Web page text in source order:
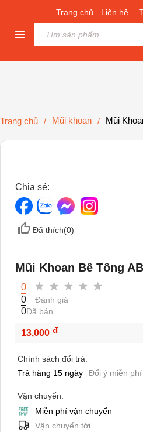
Trang chủ Liên hệ
Trang chủ / Mũi khoan / Mũi
Chia sẻ:
Đã thích(0)
Mũi Khoan Bê Tông
0
0
Đánh giá
0Đã bán
13,000 đ
Chính sách đổi trả:
Trả hàng 15 ngày
Đổi ý miễn phí
Vận chuyển:
Miễn phí vận chuyển
Vận chuyển tới